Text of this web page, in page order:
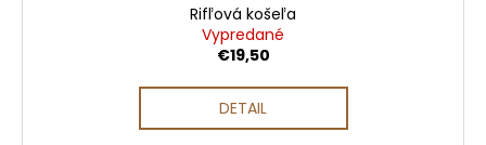
Rifľová košeľa
Vypredané
€19,50
DETAIL